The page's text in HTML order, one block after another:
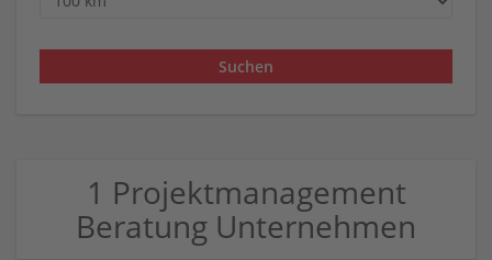
1 Projektmanagement
Beratung Unternehmen